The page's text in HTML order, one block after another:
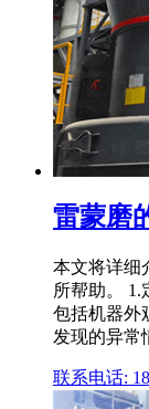
雷蒙磨
本文将详细
所帮助。
包括机器外
发现的异常
联系电话: